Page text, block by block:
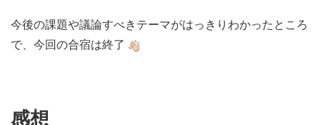
今後の課題や議論すべきテーマがはっきりわかったところ
で、今回の合宿は終了
感想